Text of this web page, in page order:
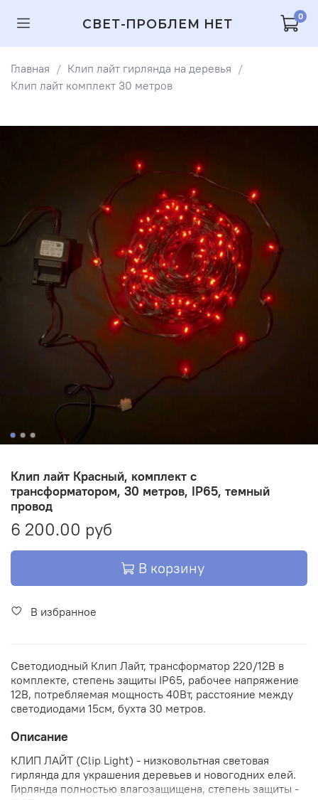
СВЕТ-ПРОБЛЕМ НЕТ 0
Главная
Клип лайт гирлянда на деревья
Клип лайт комплект 30 метров
Клип лайт Красный, комплект с
трансформатором, 30 метров, IP65, темный
провод
6 200.00 руб
В корзину
В избранное
Светодиодный Клип Лайт, трансформатор 220/12В в
комплекте, степень защиты IP65, рабочее напряжение
12В, потребляемая мощность 40Вт, расстояние между
светодиодами 15см, бухта 30 метров.
Описание
КЛИП ЛАЙТ (Clip Light) - низковольтная световая
гирлянда для украшения деревьев и новогодних елей.
Гирлянда полностью влагозащищена, степень защиты -